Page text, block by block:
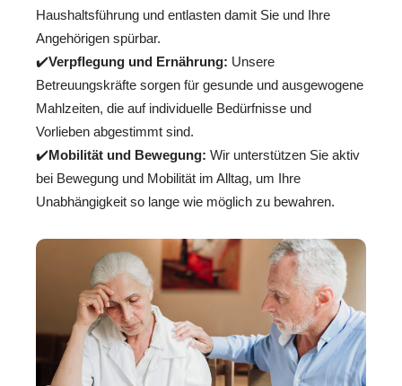
Haushaltsführung und entlasten damit Sie und Ihre
Angehörigen spürbar.
✔️Verpflegung und Ernährung: Unsere
Betreuungskräfte sorgen für gesunde und ausgewogene
Mahlzeiten, die auf individuelle Bedürfnisse und
Vorlieben abgestimmt sind.
✔️Mobilität und Bewegung: Wir unterstützen Sie aktiv
bei Bewegung und Mobilität im Alltag, um Ihre
Unabhängigkeit so lange wie möglich zu bewahren.